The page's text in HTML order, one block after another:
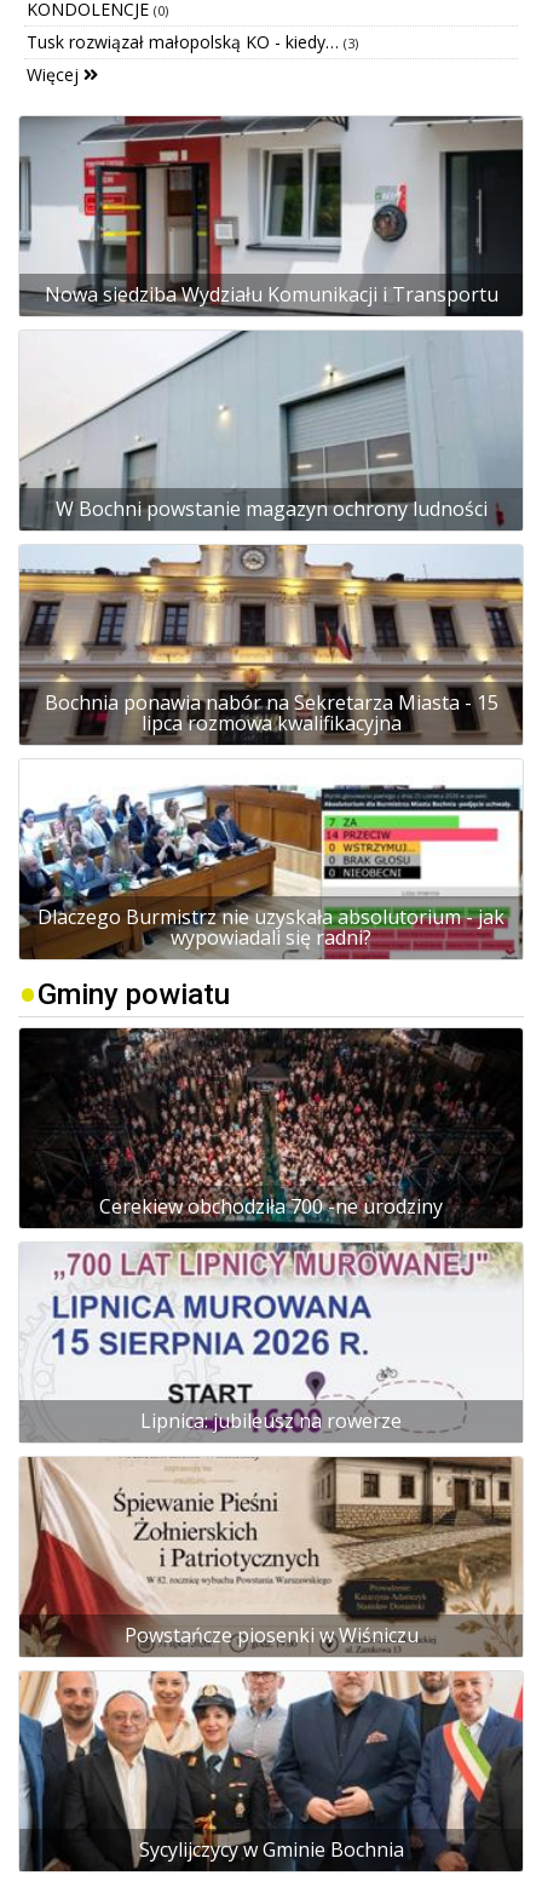
KONDOLENCJE (0)
Tusk rozwiązał małopolską KO - kiedy… (3)
Więcej
Nowa siedziba Wydziału Komunikacji i Transportu
W Bochni powstanie magazyn ochrony ludności
Bochnia ponawia nabór na Sekretarza Miasta - 15
lipca rozmowa kwalifikacyjna
Dlaczego Burmistrz nie uzyskała absolutorium - jak
wypowiadali się radni?
Gminy powiatu
Cerekiew obchodziła 700 -ne urodziny
Lipnica: jubileusz na rowerze
Powstańcze piosenki w Wiśniczu
Sycylijczycy w Gminie Bochnia